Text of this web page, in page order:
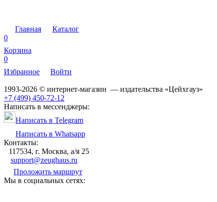
Главная
Каталог
0
Корзина
0
Избранное
Войти
1993-2026 © интернет-магазин — издательства «Цейхгауз»
+7 (499) 450-72-12
Написать в мессенджеры:
Написать в Telegram
Написать в Whatsapp
Контакты:
117534, г. Москва, а/я 25
support@zeughaus.ru
Проложить маршрут
Мы в социальных сетях: